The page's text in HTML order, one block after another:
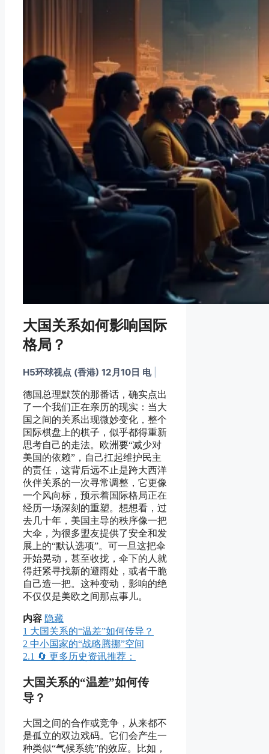
大国关系如何影响国际
格局？
H5环球视点 (香港) 12月10日 电
德国总理默茨的那番话，确实点出
了一个我们正在亲历的现实：当大
国之间的关系出现微妙变化，整个
国际棋盘上的棋子，似乎都得重新
思考自己的走法。欧洲要“减少对
美国的依赖”，自己扛起维护民主
的责任，这背后远不止是跨大西洋
伙伴关系的一次寻常调整，它更像
一个风向标，预示着国际格局正在
经历一场深刻的重塑。想想看，过
去几十年，美国主导的秩序像一把
大伞，为很多盟友提供了安全和发
展上的“默认选项”。可一旦这把伞
开始晃动，甚至收拢，伞下的人就
得赶紧寻找新的避雨处，或者干脆
自己造一把。这种变动，影响的绝
不仅仅是美欧之间那点事儿。
内容 隐藏
1 大国关系的“温差”如何传导？
2 中小国家的“战略腾挪”空间
2.1 🔄 更多历史资讯推荐：
大国关系的“温差”如何传
导？
大国之间的合作或竞争，从来都不
是孤立的双边戏码。它们会产生一
种类似“气候系统”的效应。比如，